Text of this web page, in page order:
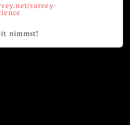
survey-
nimmst!